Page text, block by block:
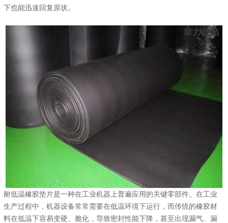
下也能迅速回复原状。
耐低温橡胶垫片是一种在工业机器上普遍应用的关键零部件。在工业
生产过程中，机器设备常常需要在低温环境下运行，而传统的橡胶材
料在低温下容易变硬、脆化，导致密封性能下降，甚至出现漏气、漏